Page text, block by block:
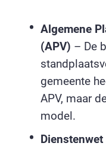
Algemene
(APV) – De
gemeente
APV, maar
model.